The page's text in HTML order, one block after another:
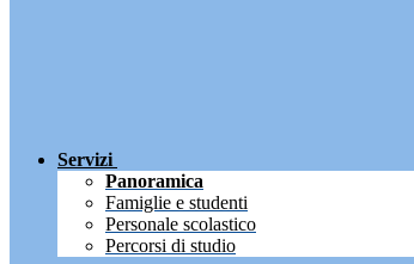
Servizi
Panoramica
Famiglie e studenti
Personale scolastico
Percorsi di studio